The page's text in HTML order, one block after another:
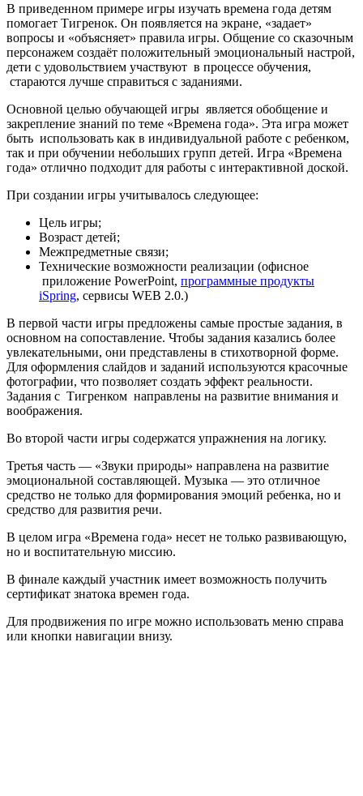
В приведенном примере игры изучать времена года детям
помогает Тигренок. Он появляется на экране, «задает»
вопросы и «объясняет» правила игры. Общение со сказочным
персонажем создаёт положительный эмоциональный настрой,
дети с удовольствием участвуют в процессе обучения,
стараются лучше справиться с заданиями.
Основной целью обучающей игры является обобщение и
закрепление знаний по теме «Времена года». Эта игра может
быть использовать как в индивидуальной работе с ребенком,
так и при обучении небольших групп детей. Игра «Времена
года» отлично подходит для работы с интерактивной доской.
При создании игры учитывалось следующее:
Цель игры;
Возраст детей;
Межпредметные связи;
Технические возможности реализации (офисное
приложение PowerPoint, программные продукты
iSpring, сервисы WEB 2.0.)
В первой части игры предложены самые простые задания, в
основном на сопоставление. Чтобы задания казались более
увлекательными, они представлены в стихотворной форме.
Для оформления слайдов и заданий используются красочные
фотографии, что позволяет создать эффект реальности.
Задания с Тигренком направлены на развитие внимания и
воображения.
Во второй части игры содержатся упражнения на логику.
Третья часть — «Звуки природы» направлена на развитие
эмоциональной составляющей. Музыка — это отличное
средство не только для формирования эмоций ребенка, но и
средство для развития речи.
В целом игра «Времена года» несет не только развивающую,
но и воспитательную миссию.
В финале каждый участник имеет возможность получить
сертификат знатока времен года.
Для продвижения по игре можно использовать меню справа
или кнопки навигации внизу.